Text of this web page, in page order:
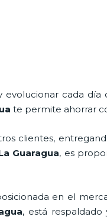
evolucionar cada
te permite ahorrar
clientes,
Guaragua, es
en el
, está